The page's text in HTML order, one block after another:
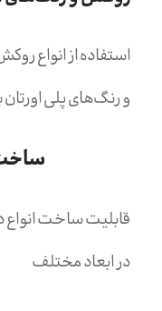
استفاده از انواع
و رنگ‌های پلی اورتان
قابلیت ساخت
در ابعاد مختلف